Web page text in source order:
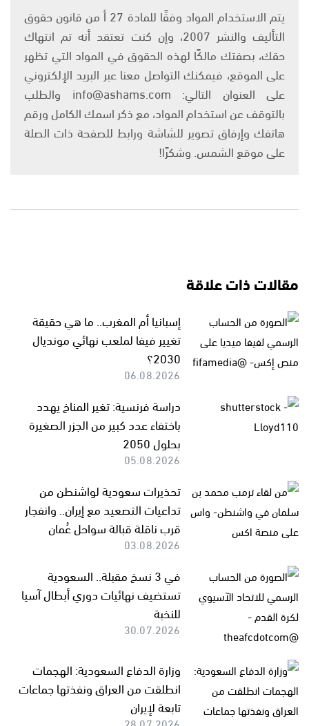
يتم الاستخدام المواد وفقًا للمادة 27 أ من قانون حقوق
التأليف والنشر 2007، وإن كنت تعتقد أنه تم انتهاك
حقك، بصفتك مالكًا لهذه الحقوق في المواد التي تظهر
على الموقع، فيمكنك التواصل معنا عبر البريد الإلكتروني
على العنوان التالي: info@ashams.com والطلب
بالتوقف عن استخدام المواد، مع ذكر اسمك الكامل ورقم
هاتفك وإرفاق تصوير للشاشة ورابط للصفحة ذات الصلة
على موقع الشمس. وشكرًا!
مقالات ذات علاقة
إسبانيا أم المغرب.. ما هي حقيقة
تغيير فيفا لملعب نهائي مونديال
2030؟
06.08.2026
دراسة فرنسية: تغير المناخ يهدد
باختفاء عدد كبير من الجزر الصغيرة
بحلول 2050
05.08.2026
تحذيرات سعودية لواشنطن من
تداعيات التصعيد مع إيران.. وانفجار
قرب ناقلة قبالة سواحل عُمان
03.08.2026
في 3 نسخ مقبلة.. السعودية
تستضيف نهائيات دوري أبطال آسيا
للنخبة
30.07.2026
وزارة الدفاع السعودية: الهجمات
انطلقت من العراق ونفذتها جماعات
تابعة لإيران